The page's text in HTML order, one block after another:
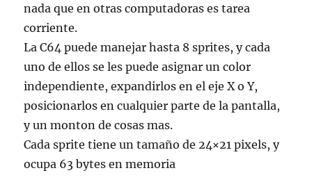
nada que en otras computadoras es tarea
corriente.
La C64 puede manejar hasta 8 sprites, y cada
uno de ellos se les puede asignar un color
independiente, expandirlos en el eje X o Y,
posicionarlos en cualquier parte de la pantalla,
y un monton de cosas mas.
Cada sprite tiene un tamaño de 24×21 pixels, y
ocupa 63 bytes en memoria